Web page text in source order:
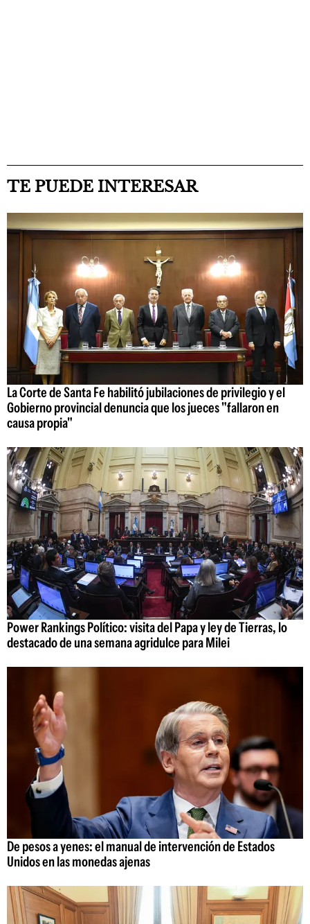
TE PUEDE INTERESAR
La Corte de Santa Fe habilitó jubilaciones de privilegio y el
Gobierno provincial denuncia que los jueces "fallaron en
causa propia"
Power Rankings Político: visita del Papa y ley de Tierras, lo
destacado de una semana agridulce para Milei
De pesos a yenes: el manual de intervención de Estados
Unidos en las monedas ajenas